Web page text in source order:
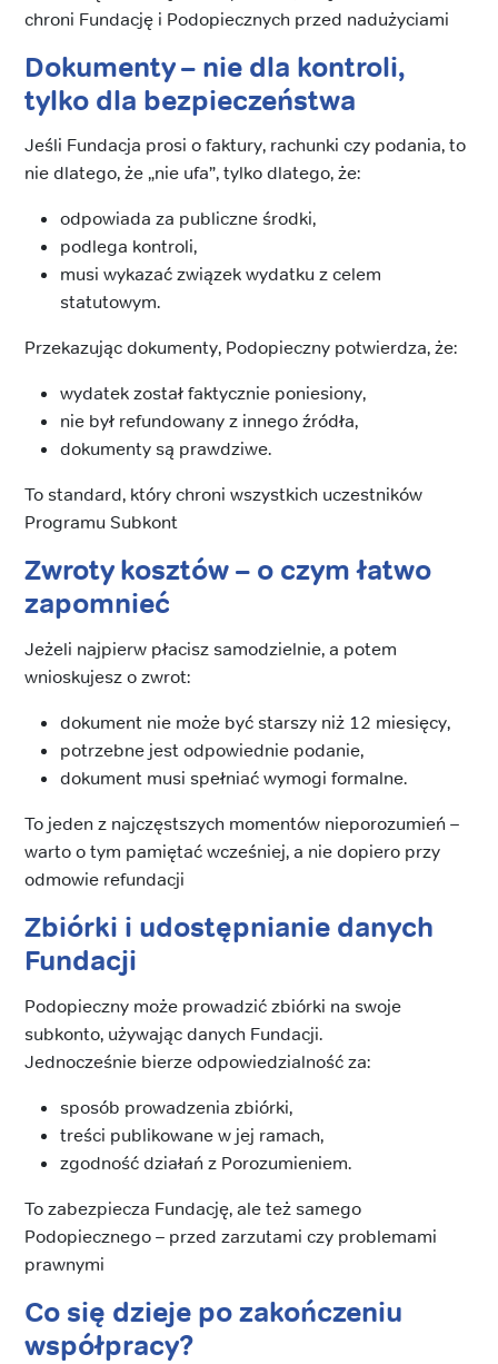
chroni Fundację i Podopiecznych przed nadużyciami
Dokumenty – nie dla kontroli,
tylko dla bezpieczeństwa
Jeśli Fundacja prosi o faktury, rachunki czy podania, to
nie dlatego, że „nie ufa”, tylko dlatego, że:
odpowiada za publiczne środki,
podlega kontroli,
musi wykazać związek wydatku z celem
statutowym.
Przekazując dokumenty, Podopieczny potwierdza, że:
wydatek został faktycznie poniesiony,
nie był refundowany z innego źródła,
dokumenty są prawdziwe.
To standard, który chroni wszystkich uczestników
Programu Subkont
Zwroty kosztów – o czym łatwo
zapomnieć
Jeżeli najpierw płacisz samodzielnie, a potem
wnioskujesz o zwrot:
dokument nie może być starszy niż 12 miesięcy,
potrzebne jest odpowiednie podanie,
dokument musi spełniać wymogi formalne.
To jeden z najczęstszych momentów nieporozumień –
warto o tym pamiętać wcześniej, a nie dopiero przy
odmowie refundacji
Zbiórki i udostępnianie danych
Fundacji
Podopieczny może prowadzić zbiórki na swoje
subkonto, używając danych Fundacji.
Jednocześnie bierze odpowiedzialność za:
sposób prowadzenia zbiórki,
treści publikowane w jej ramach,
zgodność działań z Porozumieniem.
To zabezpiecza Fundację, ale też samego
Podopiecznego – przed zarzutami czy problemami
prawnymi
Co się dzieje po zakończeniu
współpracy?